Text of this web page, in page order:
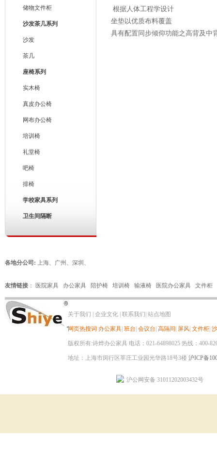
储物文件柜
沙发茶几系列
沙发
茶几
座椅系列
实木椅
真皮办公椅
网布办公椅
培训椅
礼堂椅
吧椅
排椅
学校家具系列
卫生间隔断
根据人体工程学设计
坐垫以优质布料覆盖
具有配置同步倾仰功能之高背及中
各地分公司: 上海、 广州 、 深圳 、
友情链接 ： 医院家具 办公家具 陪护椅 培训椅 输液椅 医院办公家具 文件柜
关于我们 企业文化 联系我们 站点地图
网页热搜词 办公家具 班台 会议台 高隔间 屏风 文件柜
版权所有:诗烨办公家具 电话：021-64898025 热线：400-
地址：上海市闵行区莘庄工业园光华路18号3楼 沪ICP备
沪公网安备 31011202003432号